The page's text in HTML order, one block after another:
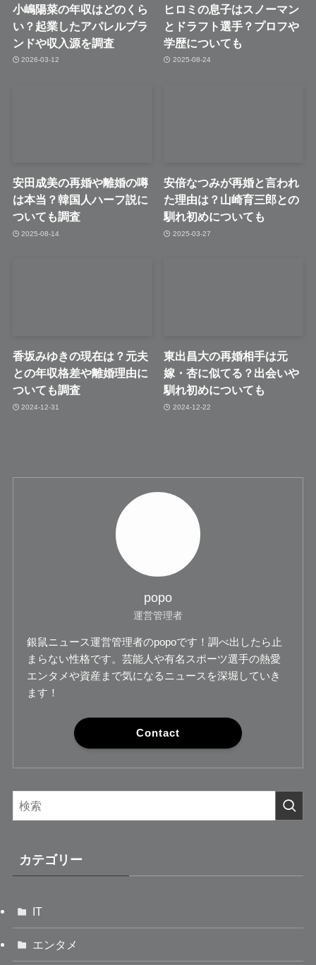
小嶋陽菜の年収はどのくら
い？起業したアパレルブラ
ンドや収入源を調査
2026-03-12
ヒロミの息子はスノーマン
とドラフト選手？プロフや
学歴についても
2025-08-24
安田成美の再婚や離婚の噂
は本当？韓国人ハーフ説に
ついても調査
2025-08-14
安倍なつみが再婚と言われ
た理由は？山崎育三郎との
馴れ初めについても
2025-03-27
香坂みゆきの現在は？元夫
との年収格差や離婚理由に
ついても調査
2024-12-31
東出昌大の再婚相手は元
嫁・杏に似てる？出会いや
馴れ初めについても
2024-12-22
popo
運営管理者
銀鼠ニュース運営管理者のpopoです！調べ出したら止
まらない性格です。芸能人や有名スポーツ選手の熱愛
エンタメや資産まで気になるニュースを深堀していき
ます！
Contact
カテゴリー
IT
エンタメ